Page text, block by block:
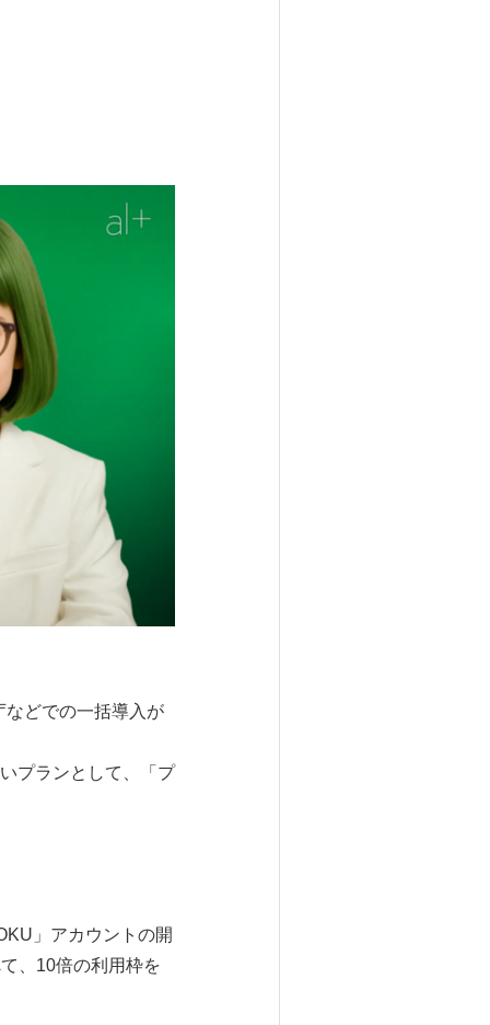
どでの一括導入が
プランとして、「プ
」アカウントの開
、10倍の利用枠を